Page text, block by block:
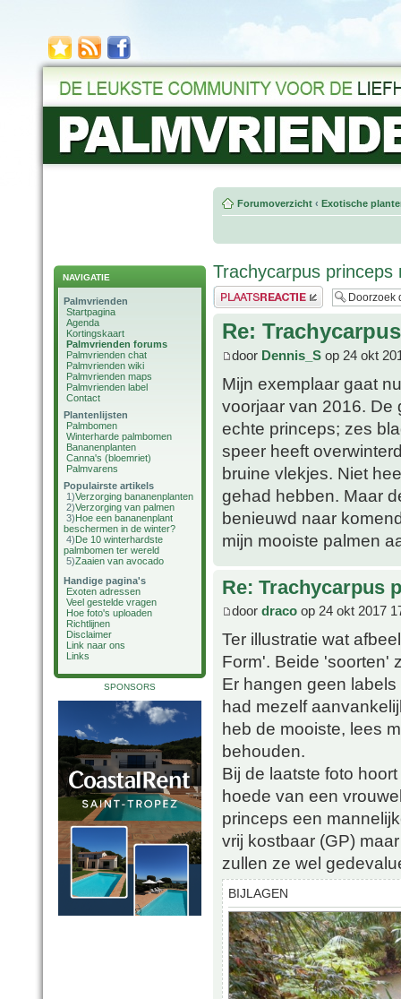
NAVIGATIE
Palmvrienden
Startpagina
Agenda
Kortingskaart
Palmvrienden forums
Palmvrienden chat
Palmvrienden wiki
Palmvrienden maps
Palmvrienden label
Contact
Plantenlijsten
Palmbomen
Winterharde palmbomen
Bananenplanten
Canna's (bloemriet)
Palmvarens
Populairste artikels
1)Verzorging bananenplanten
2)Verzorging van palmen
3)Hoe een bananenplant
beschermen in de winter?
4)De 10 winterhardste
palmbomen ter wereld
5)Zaaien van avocado
Handige pagina's
Exoten adressen
Veel gestelde vragen
Hoe foto's uploaden
Richtlijnen
Disclaimer
Link naar ons
Links
SPONSORS
Forumoverzicht ‹ Exotische
Trachycarpus
Plaats een reactie
Re:
door Dennis_S op 24 okt
Mijn exemplaar gaat
voorjaar van 2016. De
echte princeps; zes
speer heeft
bruine vlekjes. Niet
gehad hebben. Maar
benieuwd naar
mijn mooiste palmen
Re: Trachycarpus
door draco op 24 okt 2017
Ter illustratie wat
Form'. Beide 'soorten'
Er hangen geen
had mezelf
heb de mooiste, lees
behouden.
Bij de laatste foto
hoede van een
princeps een
vrij kostbaar (GP)
zullen ze wel
BIJLAGEN